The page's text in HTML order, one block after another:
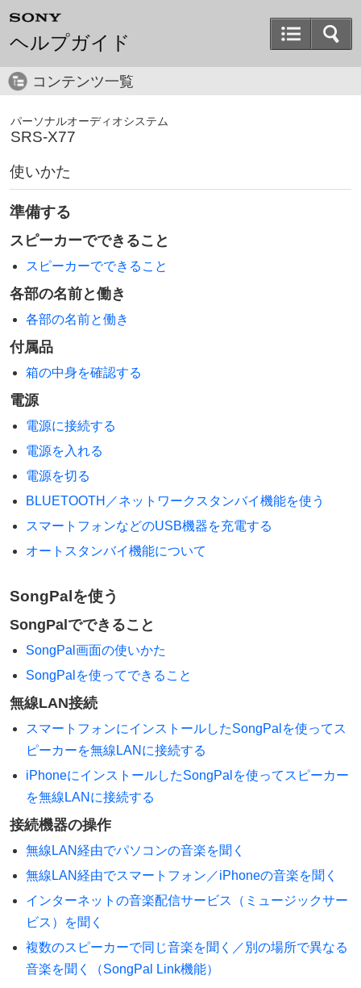
ヘルプガイド
コンテンツ一覧
パーソナルオーディオシステム
SRS-X77
使いかた
準備する
スピーカーでできること
スピーカーでできること
各部の名前と働き
各部の名前と働き
付属品
箱の中身を確認する
電源
電源に接続する
電源を入れる
電源を切る
BLUETOOTH／ネットワークスタンバイ機能を使う
スマートフォンなどのUSB機器を充電する
オートスタンバイ機能について
SongPalを使う
SongPalでできること
SongPal画面の使いかた
SongPalを使ってできること
無線LAN接続
スマートフォンにインストールしたSongPalを使ってス
ピーカーを無線LANに接続する
iPhoneにインストールしたSongPalを使ってスピーカー
を無線LANに接続する
接続機器の操作
無線LAN経由でパソコンの音楽を聞く
無線LAN経由でスマートフォン／iPhoneの音楽を聞く
インターネットの音楽配信サービス（ミュージックサー
ビス）を聞く
複数のスピーカーで同じ音楽を聞く／別の場所で異なる
音楽を聞く（SongPal Link機能）